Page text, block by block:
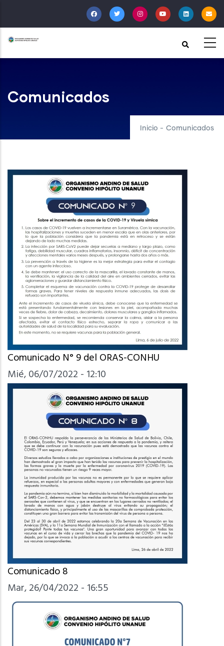
al
contenido
principal
Comunicados
Inicio - Comunicados
Comunicado N° 9 del ORAS-CONHU
Mié, 06/07/2022 - 12:10
Comunicado 8
Mar, 26/04/2022 - 16:55